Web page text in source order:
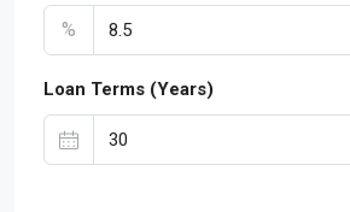
%
Loan Terms (Years)